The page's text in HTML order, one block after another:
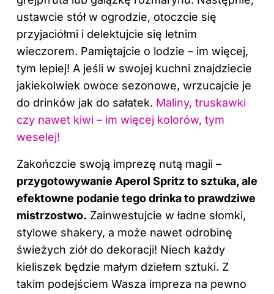
ustawcie stół w ogrodzie, otoczcie się
przyjaciółmi i delektujcie się letnim
wieczorem. Pamiętajcie o lodzie – im więcej,
tym lepiej! A jeśli w swojej kuchni znajdziecie
jakiekolwiek owoce sezonowe, wrzucajcie je
do drinków jak do sałatek. Maliny, truskawki
czy nawet kiwi – im więcej kolorów, tym
weselej!
Zakończcie swoją imprezę nutą magii –
przygotowywanie Aperol Spritz to sztuka, ale
efektowne podanie tego drinka to prawdziwe
mistrzostwo. Zainwestujcie w ładne słomki,
stylowe shakery, a może nawet odrobinę
świeżych ziół do dekoracji! Niech każdy
kieliszek będzie małym dziełem sztuki. Z
takim podejściem Wasza impreza na pewno